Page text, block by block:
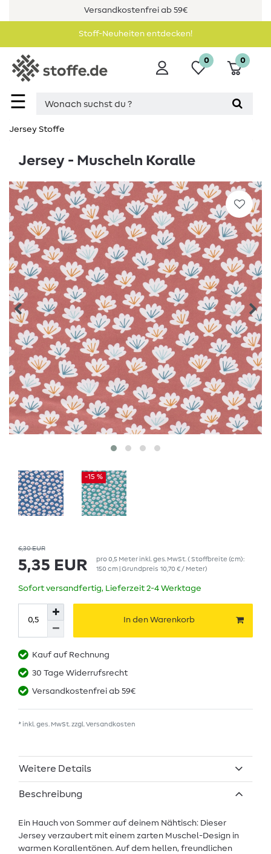
Versandkostenfrei ab 59€
Stoff-Neuheiten entdecken!
☰
0 0
Jersey Stoffe
Jersey - Muscheln Koralle
-15 %
6,30 EUR
5,35 EUR pro0,5 Meterinkl. ges. MwSt. ( Stoffbreite (cm):
150 cm | Grundpreis 10,70 € / Meter)
Sofort versandfertig, Lieferzeit 2-4 Werktage
In den Warenkorb
Kauf auf Rechnung
30 Tage Widerrufsrecht
Versandkostenfrei ab 59€
* inkl. ges. MwSt. zzgl. Versandkosten
Weitere Details
Beschreibung
Ein Hauch von Sommer auf deinem Nähtisch: Dieser
Jersey verzaubert mit einem zarten Muschel-Design in
warmen Korallentönen. Auf dem hellen, freundlichen